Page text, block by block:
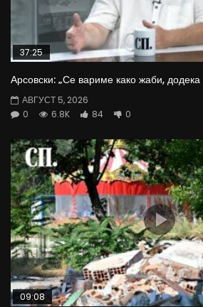
37:25
Арсовски: „Се вариме како жаби,
АВГУСТ 5, 2026
0
6.8K 84 0
09:08